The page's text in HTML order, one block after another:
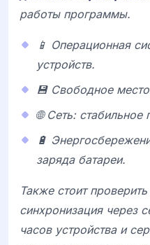
работы программы.
📱 Операционная
устройств.
💾 Свободное
🌐 Сеть:
🔋
заряда батареи.
Также стоит
синхронизация через
часов устройства и